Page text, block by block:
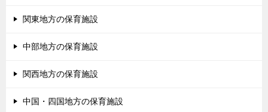
関東地方の保育施設
中部地方の保育施設
関西地方の保育施設
中国・四国地方の保育施設